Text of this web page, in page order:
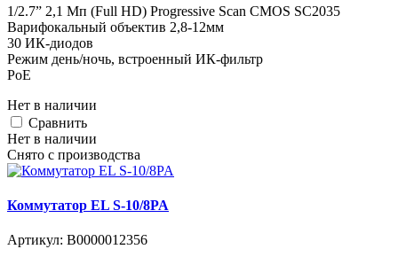
1/2.7” 2,1 Мп (Full HD) Progressive Scan CMOS SC2035
Варифокальный объектив 2,8-12мм
30 ИК-диодов
Режим день/ночь, встроенный ИК-фильтр
PoE
Нет в наличии
Cравнить
Нет в наличии
Снято с производства
Коммутатор EL S-10/8PA
Артикул: В0000012356